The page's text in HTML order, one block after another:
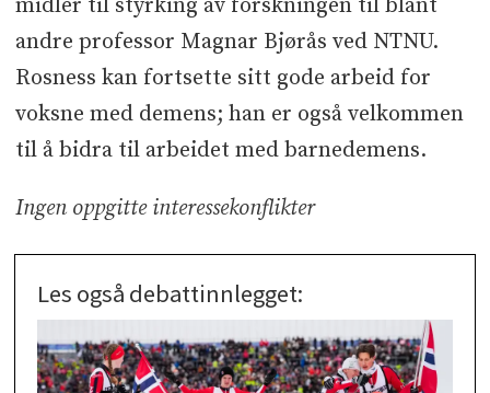
midler til styrking av forskningen til blant
andre professor Magnar Bjørås ved NTNU.
Rosness kan fortsette sitt gode arbeid for
voksne med demens; han er også velkommen
til å bidra til arbeidet med barnedemens.
Ingen oppgitte interessekonflikter
Les også debattinnlegget: